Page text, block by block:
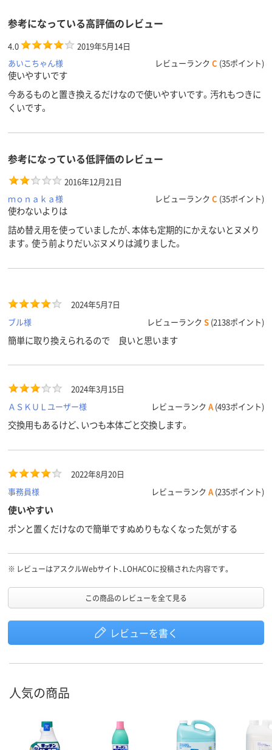
参考になっている高評価のレビュー
4.0
2019年5月14日
あいこちゃん様
レビューランク C (35ポイント)
使いやすいです
今あるものと置き換えるだけなので使いやすいです。汚れもつきに
くいです。
参考になっている低評価のレビュー
2016年12月21日
ｍｏｎａｋａ様
レビューランク C (35ポイント)
使わないよりは
詰め替え用を使っていましたが、本体も定期的にかえないとヌメり
ます。使う前よりだいぶヌメりは減りました。
2024年5月7日
ブル様
レビューランク S (2138ポイント)
簡単に取り換えられるので 良いと思います
2024年3月15日
ＡＳＫＵＬユーザー様
レビューランク A (493ポイント)
交換用もあるけど、いつも本体ごと交換します。
2022年8月20日
事務員様
レビューランク A (235ポイント)
使いやすい
ポンと置くだけなので簡単ですぬめりもなくなった気がする
※ レビューはアスクルWebサイト、LOHACOに投稿された内容です。
この商品のレビューを全て見る
レビューを書く
人気の商品